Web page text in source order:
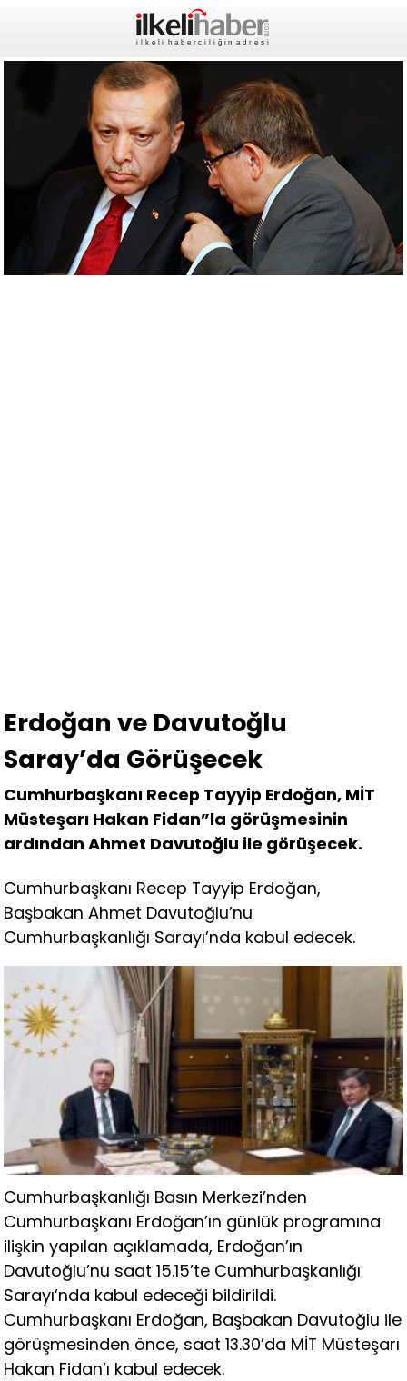
Erdoğan ve Davutoğlu
Saray’da Görüşecek
Cumhurbaşkanı Recep Tayyip Erdoğan, MİT
Müsteşarı Hakan Fidan”la görüşmesinin
ardından Ahmet Davutoğlu ile görüşecek.
Cumhurbaşkanı Recep Tayyip Erdoğan,
Başbakan Ahmet Davutoğlu’nu
Cumhurbaşkanlığı Sarayı’nda kabul edecek.
Cumhurbaşkanlığı Basın Merkezi’nden
Cumhurbaşkanı Erdoğan’ın günlük programına
ilişkin yapılan açıklamada, Erdoğan’ın
Davutoğlu’nu saat 15.15’te Cumhurbaşkanlığı
Sarayı’nda kabul edeceği bildirildi.
Cumhurbaşkanı Erdoğan, Başbakan Davutoğlu ile
görüşmesinden önce, saat 13.30’da MİT Müsteşarı
Hakan Fidan’ı kabul edecek.